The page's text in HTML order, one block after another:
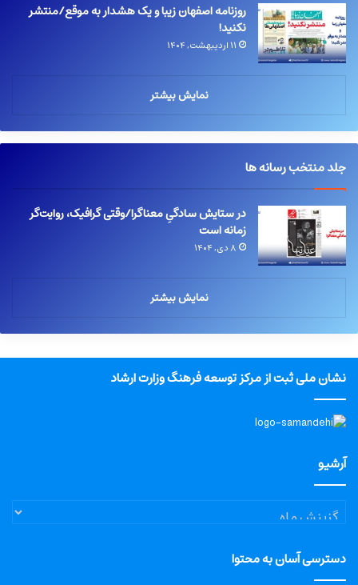
روزنامه اصفهان زیبا و یک هشدار به موقع/منتشر
نکنید!
۱۱ اردیبهشت, ۱۴۰۴
نمایش بیشتر
جلد منتخب رسانه ها
در ستایش سادگیِ معناگرا/وقتی گرافیک، روایت‌گر
زمانه است
۸ دی, ۱۴۰۴
نمایش بیشتر
نشان ملی ثبت از مرکز توسعه فرهنگ وزارت ارشاد
آرشیو
آرشیو
دسترسی آسان به محتوا